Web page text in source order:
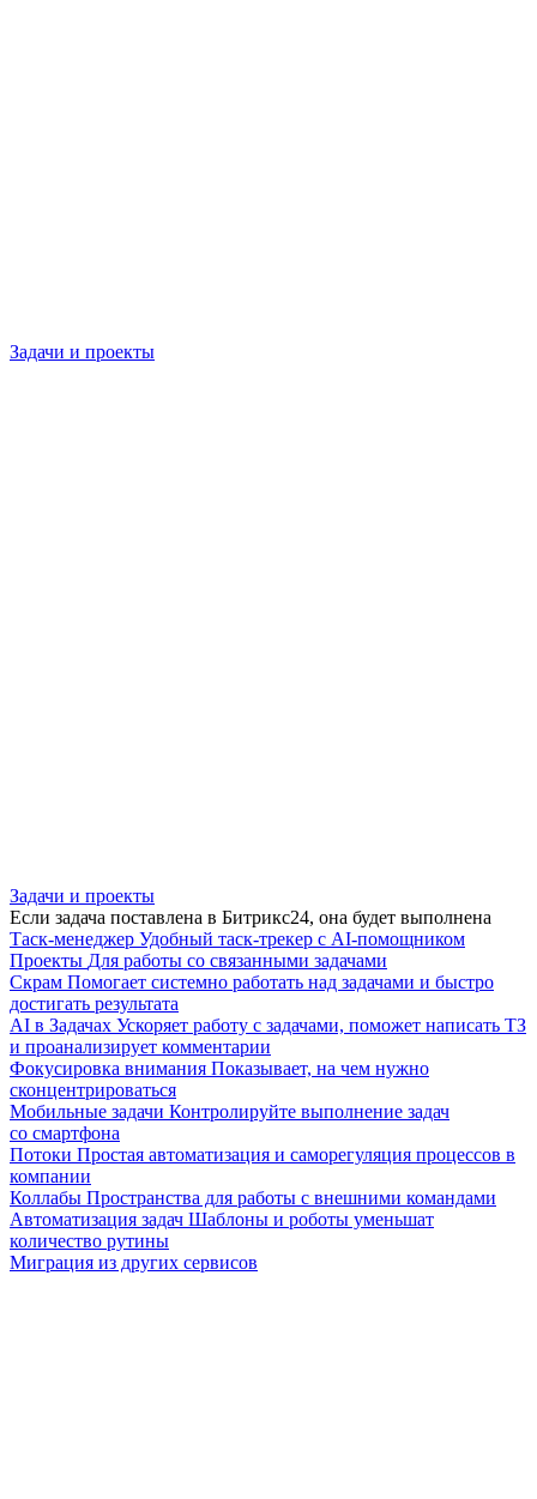
Задачи и проекты
Задачи и проекты
Если задача поставлена в Битрикс24, она будет выполнена
Таск-менеджер Удобный таск-трекер с AI-помощником
Проекты Для работы со связанными задачами
Скрам Помогает системно работать над задачами и быстро
достигать результата
AI в Задачах Ускоряет работу с задачами, поможет написать ТЗ
и проанализирует комментарии
Фокусировка внимания Показывает, на чем нужно
сконцентрироваться
Мобильные задачи Контролируйте выполнение задач
со смартфона
Потоки Простая автоматизация и саморегуляция процессов в
компании
Коллабы Пространства для работы с внешними командами
Автоматизация задач Шаблоны и роботы уменьшат
количество рутины
Миграция из других сервисов